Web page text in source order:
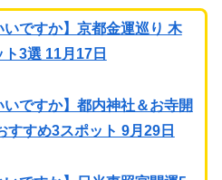
いですか】京都金運巡り 木
3選 11月17日
いですか】都内神社＆お寺開
すすめ3スポット 9月29日